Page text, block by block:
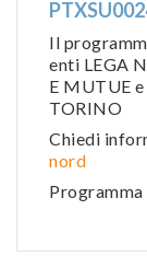
Il
enti LEGA
E MUTUE
TORINO
Chiedi
nord
Programma